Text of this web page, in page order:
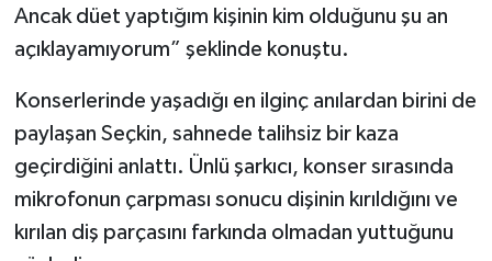
Ancak düet yaptığım kişinin kim olduğunu şu an
açıklayamıyorum” şeklinde konuştu.
Konserlerinde yaşadığı en ilginç anılardan birini de
paylaşan Seçkin, sahnede talihsiz bir kaza
geçirdiğini anlattı. Ünlü şarkıcı, konser sırasında
mikrofonun çarpması sonucu dişinin kırıldığını ve
kırılan diş parçasını farkında olmadan yuttuğunu